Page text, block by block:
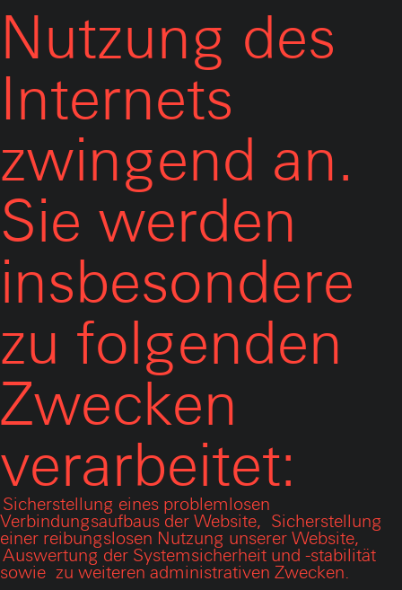
Nutzung des
Internets
zwingend an.
Sie werden
insbesondere
zu folgenden
Zwecken
verarbeitet:
Sicherstellung eines problemlosen
Verbindungsaufbaus der Website, Sicherstellung
einer reibungslosen Nutzung unserer Website,
Auswertung der Systemsicherheit und -stabilität
sowie zu weiteren administrativen Zwecken.